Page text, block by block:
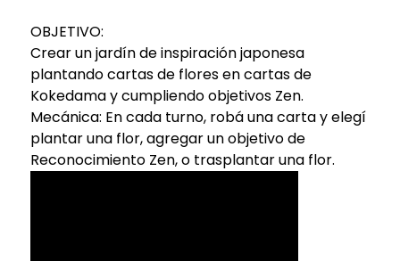
OBJETIVO:
Crear un jardín de inspiración japonesa
plantando cartas de flores en cartas de
Kokedama y cumpliendo objetivos Zen.
Mecánica: En cada turno, robá una carta y elegí
plantar una flor, agregar un objetivo de
Reconocimiento Zen, o trasplantar una flor.